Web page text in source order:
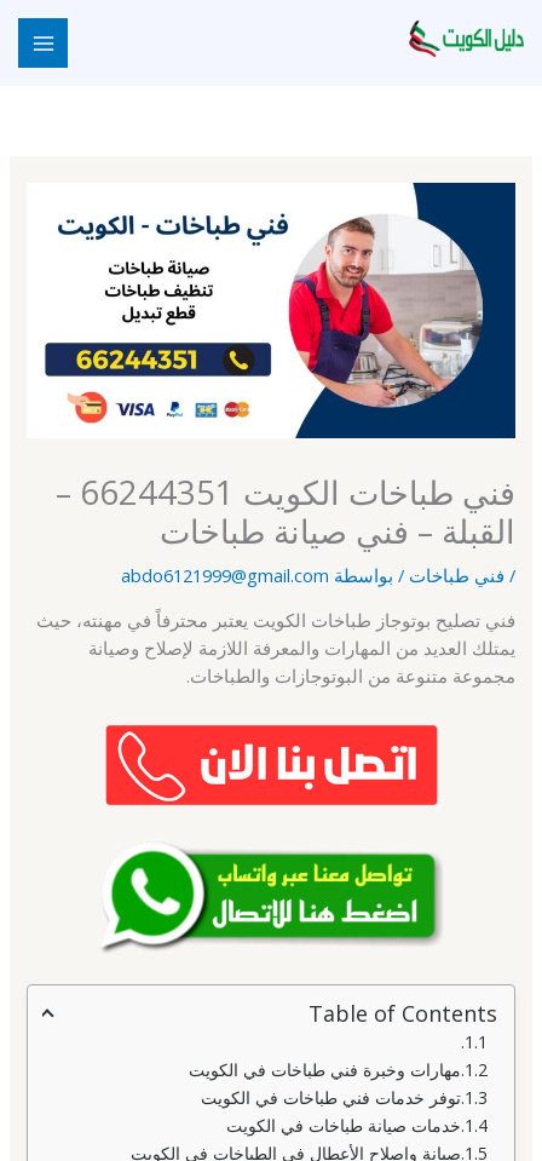
إلى
فني طباخات الكويت 66244351 –
القبلة – فني صيانة طباخات
/ فني طباخات / بواسطة abdo6121999@gmail.com
فني تصليح بوتوجاز طباخات الكويت يعتبر محترفاً في مهنته، حيث
يمتلك العديد من المهارات والمعرفة اللازمة لإصلاح وصيانة
مجموعة متنوعة من البوتوجازات والطباخات.
Table of Contents
مهارات وخبرة فني طباخات في الكويت
توفر خدمات فني طباخات في الكويت
خدمات صيانة طباخات في الكويت
صيانة وإصلاح الأعطال في الطباخات في الكويت